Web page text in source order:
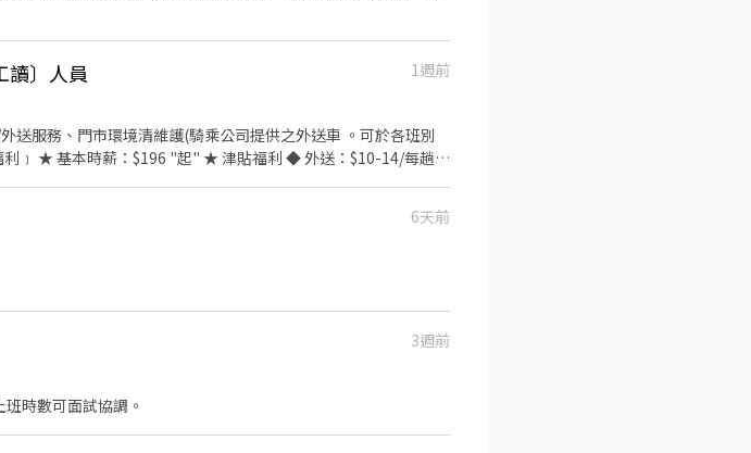
讀〕人員
1週前
小時享有乙餐員餐 ◆ 生日/節慶禮卷： 你生日
時間於面試時告知
6天前
3週前
外送服務 後場配料 客情經營 環境清潔 含勞健團保 上班時數可面試協調。